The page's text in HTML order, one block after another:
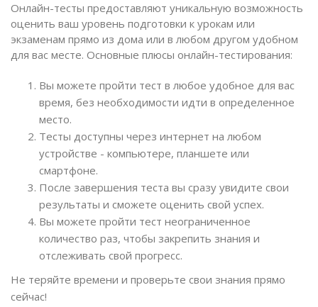
Онлайн-тесты предоставляют уникальную возможность
оценить ваш уровень подготовки к урокам или
экзаменам прямо из дома или в любом другом удобном
для вас месте. Основные плюсы онлайн-тестирования:
Вы можете пройти тест в любое удобное для вас
время, без необходимости идти в определенное
место.
Тесты доступны через интернет на любом
устройстве - компьютере, планшете или
смартфоне.
После завершения теста вы сразу увидите свои
результаты и сможете оценить свой успех.
Вы можете пройти тест неограниченное
количество раз, чтобы закрепить знания и
отслеживать свой прогресс.
Не теряйте времени и проверьте свои знания прямо
сейчас!